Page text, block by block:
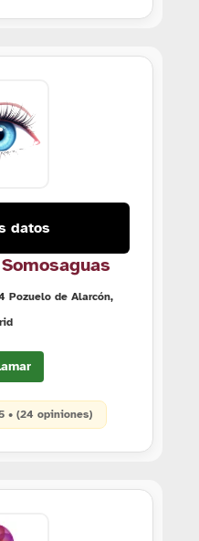
datos
Pozuelo de Alarcón,
• (24 opiniones)